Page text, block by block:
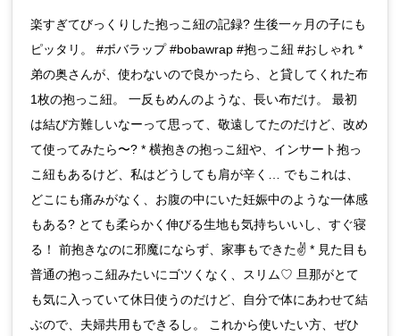
楽すぎてびっくりした抱っこ紐の記録? 生後一ヶ月の子にも
ピッタリ。 #ボバラップ #bobawrap #抱っこ紐 #おしゃれ *
弟の奥さんが、使わないので良かったら、と貸してくれた布
1枚の抱っこ紐。 一反もめんのような、長い布だけ。 最初
は結び方難しいなーって思って、敬遠してたのだけど、改め
て使ってみたら〜? * 横抱きの抱っこ紐や、インサート抱っ
こ紐もあるけど、私はどうしても肩が辛く… でもこれは、
どこにも痛みがなく、お腹の中にいた妊娠中のような一体感
もある? とても柔らかく伸びる生地も気持ちいいし、すぐ寝
る！ 前抱きなのに邪魔にならず、家事もできた✌️ * 見た目も
普通の抱っこ紐みたいにゴツくなく、スリム♡ 旦那がとて
も気に入っていて休日使うのだけど、自分で体にあわせて結
ぶので、夫婦共用もできるし。 これから使いたい方、ぜひ